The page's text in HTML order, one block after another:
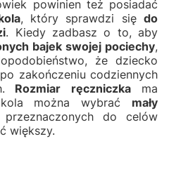
powinien też posiadać
, który sprawdzi siędo
. Kiedy zadbasz o to, aby
bajek swojej pociechy,
że dziecko
zakończeniu codziennych
Rozmiar ręczniczkama
można wybrać mały
do celów
większy.